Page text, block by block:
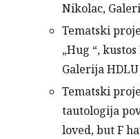
Nikolac,
Tematski
„Hug “,
Galerija
Tematski
tautologija
loved, but F